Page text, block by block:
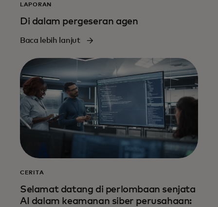
LAPORAN
Di dalam pergeseran agen
Baca lebih lanjut
CERITA
Selamat datang di perlombaan senjata
AI dalam keamanan siber perusahaan: